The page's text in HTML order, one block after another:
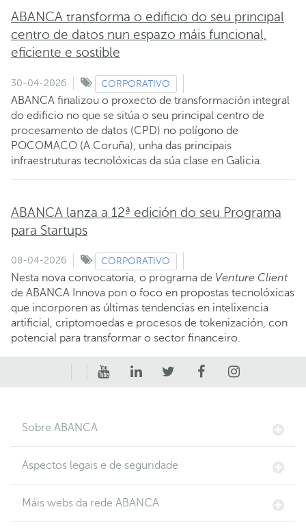
ABANCA transforma o edificio do seu principal
centro de datos nun espazo máis funcional,
eficiente e sostible
30-04-2026 CORPORATIVO
ABANCA finalizou o proxecto de transformación integral
do edificio no que se sitúa o seu principal centro de
procesamento de datos (CPD) no polígono de
POCOMACO (A Coruña), unha das principais
infraestruturas tecnolóxicas da súa clase en Galicia.
ABANCA lanza a 12ª edición do seu Programa
para Startups
08-04-2026 CORPORATIVO
Nesta nova convocatoria, o programa de Venture Client
de ABANCA Innova pon o foco en propostas tecnolóxicas
que incorporen as últimas tendencias en intelixencia
artificial, criptomoedas e procesos de tokenización, con
potencial para transformar o sector financeiro.
Sobre ABANCA
Aspectos legais e de seguridade
Máis webs da rede ABANCA